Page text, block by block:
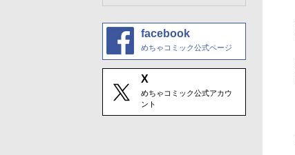
facebook
めちゃコミック公式ページ
X
めちゃコミック公式アカウ
ント